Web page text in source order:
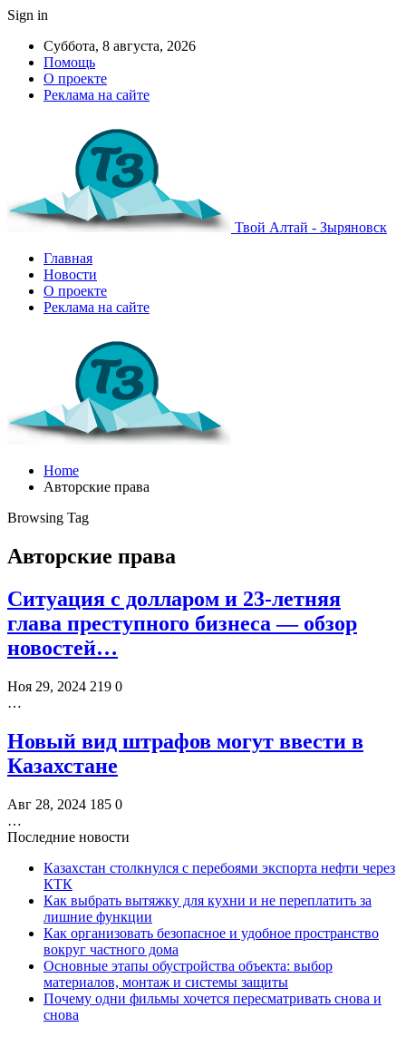
Sign in
Суббота, 8 августа, 2026
Помощь
О проекте
Реклама на сайте
Твой Алтай - Зыряновск
Главная
Новости
О проекте
Реклама на сайте
Home
Авторские права
Browsing Tag
Авторские права
Ситуация с долларом и 23-летняя
глава преступного бизнеса — обзор
новостей…
Ноя 29, 2024 219 0
…
Новый вид штрафов могут ввести в
Казахстане
Авг 28, 2024 185 0
…
Последние новости
Казахстан столкнулся с перебоями экспорта нефти через
КТК
Как выбрать вытяжку для кухни и не переплатить за
лишние функции
Как организовать безопасное и удобное пространство
вокруг частного дома
Основные этапы обустройства объекта: выбор
материалов, монтаж и системы защиты
Почему одни фильмы хочется пересматривать снова и
снова